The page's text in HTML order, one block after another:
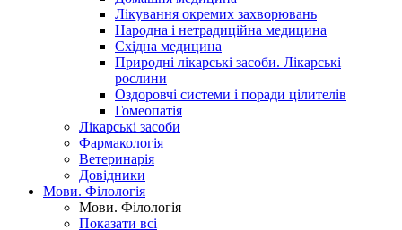
Лікування окремих захворювань
Народна і нетрадиційна медицина
Східна медицина
Природні лікарські засоби. Лікарські
рослини
Оздоровчі системи і поради цілителів
Гомеопатія
Лікарські засоби
Фармакологія
Ветеринарія
Довідники
Мови. Філологія
Мови. Філологія
Показати всі